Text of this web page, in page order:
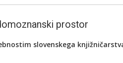
prostor
slovenskega